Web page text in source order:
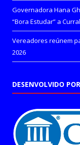
Governadora Hana
“Bora Estudar” a
Vereadores reúnem
2026
DESENVOLVIDO